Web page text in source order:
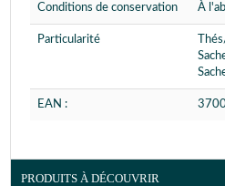
Conditions de conservation À
Particularité
EAN :
PRODUITS À DÉCOUVRIR